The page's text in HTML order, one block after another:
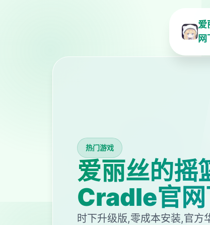
爱
网
热门游戏
爱丽丝的
Cradle官网
时下升级版,零成本安装,官方